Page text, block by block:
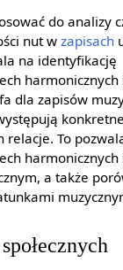
do analizy
nut w zapisach
na identyfikację
dla zapisów
relacje. To
a także